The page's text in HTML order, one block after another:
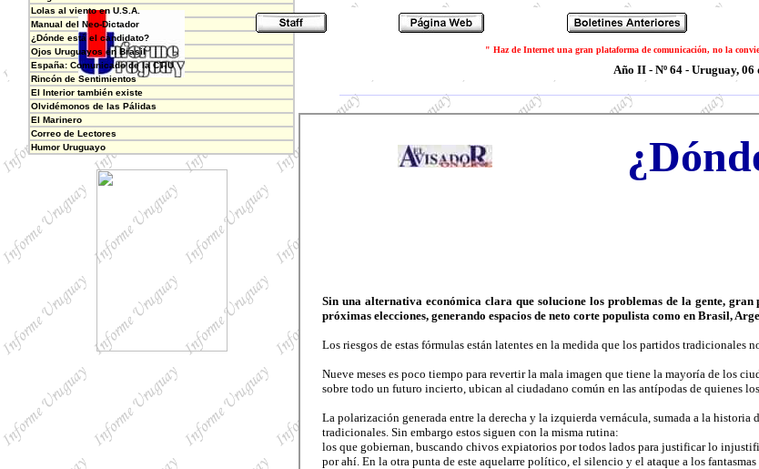
" Haz de Internet una gran plataforma de comunicación, no la
Año II - Nº 64 - Uruguay,
Lolas al viento en U.S.A.
Manual del Neo-Dictador
¿Dónde está el candidato?
Ojos Uruguayos en Brasil
España: Comunicado de la CTIU
Rincón de Sentimientos
El Interior también existe
Olvidémonos de las Pálidas
El Marinero
Correo de Lectores
Humor Uruguayo
Sin una alternativa económica clara que solucione los problemas de la gente,
próximas elecciones, generando espacios de neto corte populista como en Brasil,
Los riesgos de estas fórmulas están latentes en la medida que los partidos tradicionales
Nueve meses es poco tiempo para revertir la mala imagen que tiene la mayoría de los
sobre todo un futuro incierto, ubican al ciudadano común en las antípodas de quienes
La polarización generada entre la derecha y la izquierda vernácula, sumada a la
tradicionales. Sin embargo estos siguen con la misma rutina:
los que gobiernan, buscando chivos expiatorios por todos lados para justificar lo
por ahí. En la otra punta de este aquelarre político, el silencio y el ataque a los